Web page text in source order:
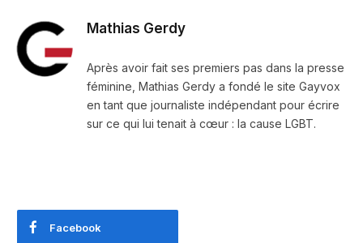
Mathias Gerdy
Après avoir fait ses premiers pas dans la presse
féminine, Mathias Gerdy a fondé le site Gayvox
en tant que journaliste indépendant pour écrire
sur ce qui lui tenait à cœur : la cause LGBT.
Facebook